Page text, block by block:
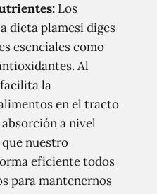
Los
dieta plamesi diges
esenciales como
Al
la
en el tracto
a nivel
nuestro
eficiente todos
para mantenernos